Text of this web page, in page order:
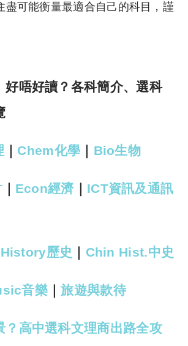
盡可能衡量最適合自己的科目，謹
好唔好讀？各科簡介、選科
Chem化學 Bio生物
｜ Econ經濟｜ ICT資訊及通訊
History歷史 Chin Hist.中史
音樂 ｜旅遊與款待
？高中選科文理商出路全攻